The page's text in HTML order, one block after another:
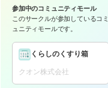
参加中のコミュニティモール
このサークルが参加しているコミ
ュニティモールです。
くらしのくすり箱
クオン株式会社